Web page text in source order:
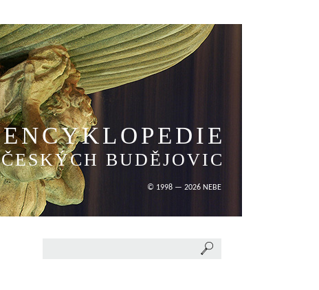
ENCYKLOPEDIE
ČESKÝCH BUDĚJOVIC
© 1998 — 2026 NEBE